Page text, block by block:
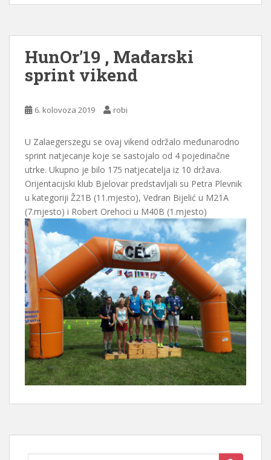
HunOr’19 , Mađarski
sprint vikend
6. kolovoza 2019 robi
U Zalaegerszegu se ovaj vikend održalo međunarodno
sprint natjecanje koje se sastojalo od 4 pojedinačne
utrke. Ukupno je bilo 175 natjecatelja iz 10 država.
Orijentacijski klub Bjelovar predstavljali su Petra Plevnik
u kategoriji Ž21B (11.mjesto), Vedran Bijelić u M21A
(7.mjesto) i Robert Orehoci u M40B (1.mjesto)